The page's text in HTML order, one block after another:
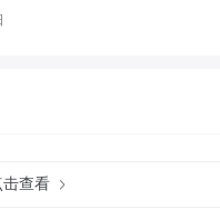
击查看